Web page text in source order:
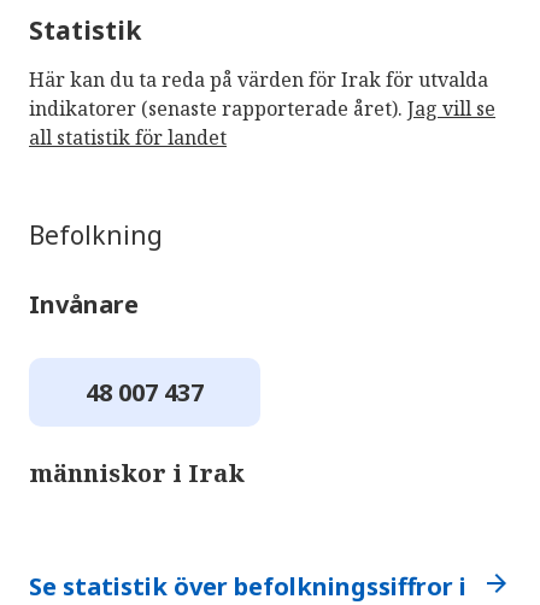
Statistik
Här kan du ta reda på värden för Irak för utvalda
indikatorer (senaste rapporterade året). Jag vill se
all statistik för landet
Befolkning
Invånare
48 007 437
människor i Irak
Se statistik över befolkningssiffror i
arrow_forward